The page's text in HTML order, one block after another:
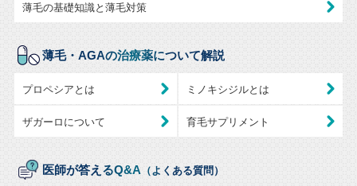
薄毛の基礎知識と薄毛対策
薄毛・AGAの治療薬について解説
プロペシアとは ミノキシジルとは
ザガーロについて 育毛サプリメント
医師が答えるQ&A （よくある質問）